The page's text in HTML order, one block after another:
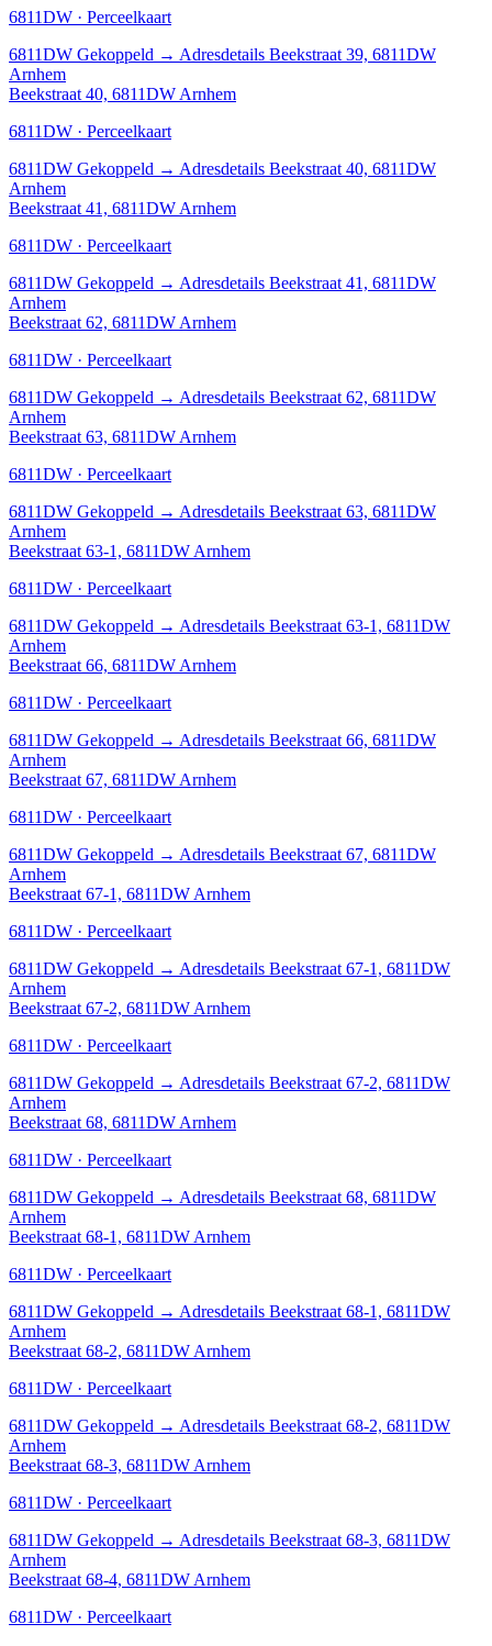
6811DW · Perceelkaart
6811DW Gekoppeld → Adresdetails Beekstraat 39, 6811DW
Arnhem
Beekstraat 40, 6811DW Arnhem
6811DW · Perceelkaart
6811DW Gekoppeld → Adresdetails Beekstraat 40, 6811DW
Arnhem
Beekstraat 41, 6811DW Arnhem
6811DW · Perceelkaart
6811DW Gekoppeld → Adresdetails Beekstraat 41, 6811DW
Arnhem
Beekstraat 62, 6811DW Arnhem
6811DW · Perceelkaart
6811DW Gekoppeld → Adresdetails Beekstraat 62, 6811DW
Arnhem
Beekstraat 63, 6811DW Arnhem
6811DW · Perceelkaart
6811DW Gekoppeld → Adresdetails Beekstraat 63, 6811DW
Arnhem
Beekstraat 63-1, 6811DW Arnhem
6811DW · Perceelkaart
6811DW Gekoppeld → Adresdetails Beekstraat 63-1, 6811DW
Arnhem
Beekstraat 66, 6811DW Arnhem
6811DW · Perceelkaart
6811DW Gekoppeld → Adresdetails Beekstraat 66, 6811DW
Arnhem
Beekstraat 67, 6811DW Arnhem
6811DW · Perceelkaart
6811DW Gekoppeld → Adresdetails Beekstraat 67, 6811DW
Arnhem
Beekstraat 67-1, 6811DW Arnhem
6811DW · Perceelkaart
6811DW Gekoppeld → Adresdetails Beekstraat 67-1, 6811DW
Arnhem
Beekstraat 67-2, 6811DW Arnhem
6811DW · Perceelkaart
6811DW Gekoppeld → Adresdetails Beekstraat 67-2, 6811DW
Arnhem
Beekstraat 68, 6811DW Arnhem
6811DW · Perceelkaart
6811DW Gekoppeld → Adresdetails Beekstraat 68, 6811DW
Arnhem
Beekstraat 68-1, 6811DW Arnhem
6811DW · Perceelkaart
6811DW Gekoppeld → Adresdetails Beekstraat 68-1, 6811DW
Arnhem
Beekstraat 68-2, 6811DW Arnhem
6811DW · Perceelkaart
6811DW Gekoppeld → Adresdetails Beekstraat 68-2, 6811DW
Arnhem
Beekstraat 68-3, 6811DW Arnhem
6811DW · Perceelkaart
6811DW Gekoppeld → Adresdetails Beekstraat 68-3, 6811DW
Arnhem
Beekstraat 68-4, 6811DW Arnhem
6811DW · Perceelkaart